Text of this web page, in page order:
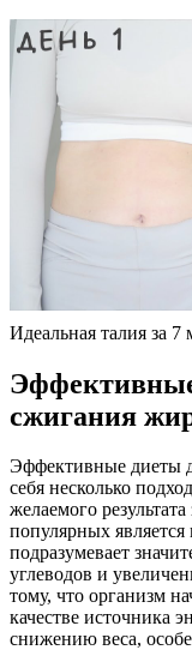
Идеальная талия за
сжигания
Эффективные диеты
себя несколько
желаемого
популярных является
подразумевает
углеводов и
тому, что организм
качестве источника
снижению веса,